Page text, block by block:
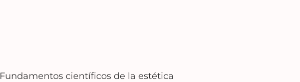
Fundamentos científicos de la estética